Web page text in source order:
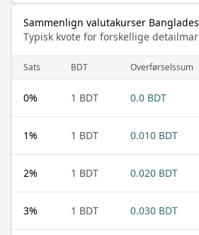
Sammenlign valutakurser
Typisk kvote for forskellige
Sats BDT Overførselssum
0% 1 BDT 0.0 BDT
1% 1 BDT 0.010 BDT
2% 1 BDT 0.020 BDT
3% 1 BDT 0.030 BDT